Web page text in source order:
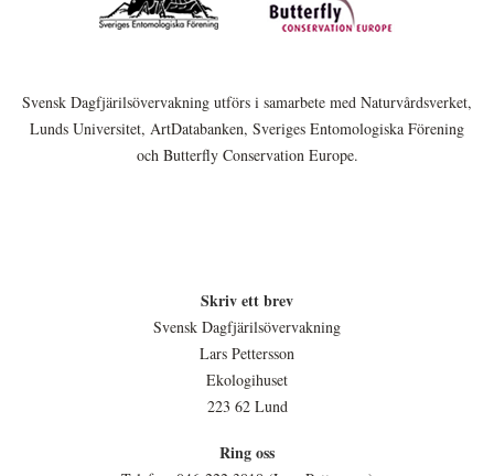
Svensk Dagfjärilsövervakning utförs i samarbete med Naturvårdsverket,
Lunds Universitet, ArtDatabanken, Sveriges Entomologiska Förening
och Butterfly Conservation Europe.
Skriv ett brev
Svensk Dagfjärilsövervakning
Lars Pettersson
Ekologihuset
223 62 Lund
Ring oss